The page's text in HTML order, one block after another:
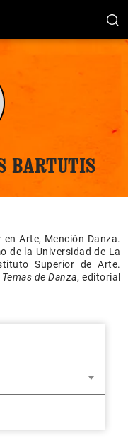
BARTUTIS
Arte, Mención Danza.
de la Universidad de La
Superior de Arte.
Temas de Danza, editorial